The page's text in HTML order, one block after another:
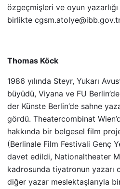
özgeçmişleri ve oyun
birlikte
Thomas Köck
1986 yılında Steyr, Yukarı
büyüdü, Viyana ve FU
der Künste Berlin’de sahne
gördü. Theatercombinat
hakkında bir belgesel film
(Berlinale Film Festivali Genç
davet edildi, Nationaltheater
kadrosunda tiyatronun yazarı
diğer yazar meslektaşlarıyla